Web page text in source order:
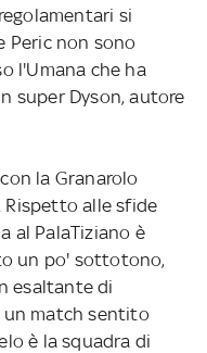
si
Peric non sono
l'Umana che ha
super Dyson, autore
la Granarolo
Rispetto alle sfide
al PalaTiziano è
un po' sottotono,
esaltante di
un match sentito
è la squadra di